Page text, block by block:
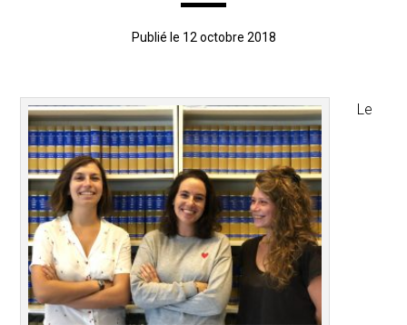
Publié le 12 octobre 2018
Le